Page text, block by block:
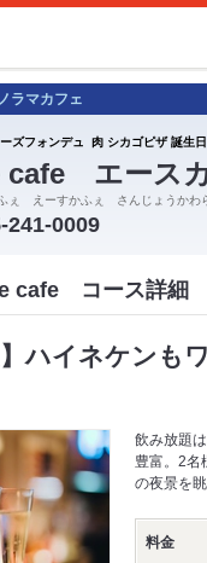
ラマカフェ
ズフォンデュ 肉 シカゴピザ 誕生
cafe エース
ぇ えーすかふぇ さんじょうかわ
241-0009
cafe コース詳細
】ハイネケン
飲み放題
豊富。2名
の夜景を
料金